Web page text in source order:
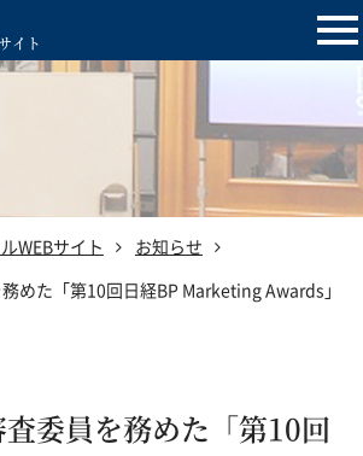
イト
WEBサイト
お知らせ
めた「第10回日経BP Marketing Awards」
委員を務めた「第10回